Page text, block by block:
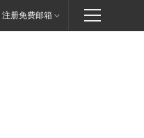
注册免费邮箱